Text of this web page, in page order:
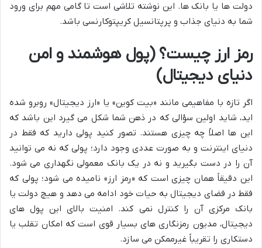
دولت ها یا بانک ها. این نوشته تلاشی است تا گامی مهم برای ورود
شما به دنیای جذاب و پرپتانسیل کریپتوکارنسی باشد.
رمز ارز چیست؟ (پول هوشمند و امن
دنیای دیجیتال)
اگر تازه با مفاهیمی مانند «بیت کوین» یا «ارز دیجیتال» روبرو شده
اید، شاید اولین سؤالی که در ذهن شما شکل می گیرد این باشد که
این ها اصلاً چه چیزی هستند. تصور کنید پولی دارید که فقط در
دنیای اینترنت و به صورت عددی وجود دارد؛ پولی که نه می توانید
آن را در دست بگیرید و نه در یک بانک معمولی نگهداری می شود.
این دقیقاً همان چیزی است که «رمز ارز» نامیده می شود؛ پولی که
فقط در فضای دیجیتال به حیات خود ادامه می دهد و هیچ دولت یا
بانک مرکزی آن را کنترل نمی کند. امنیت بالای این پول های
دیجیتال، مدیون رمزنگاری های بسیار قوی است که امکان تقلب یا
دستکاری را تقریباً غیرممکن می سازد.